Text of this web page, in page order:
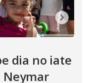
dia no iate
Neymar